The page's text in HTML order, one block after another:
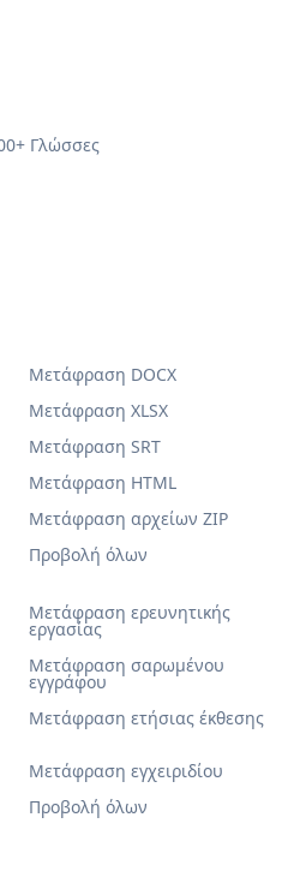
Γλώσσες
Μετάφραση ερευνητικής
εργασίας
Μετάφραση σαρωμένου
εγγράφου
Μετάφραση ετήσιας έκθεσης
Μετάφραση εγχειριδίου
Προβολή όλων
Μετάφραση DOCX
Μετάφραση XLSX
Μετάφραση SRT
Μετάφραση HTML
Μετάφραση αρχείων ZIP
Προβολή όλων